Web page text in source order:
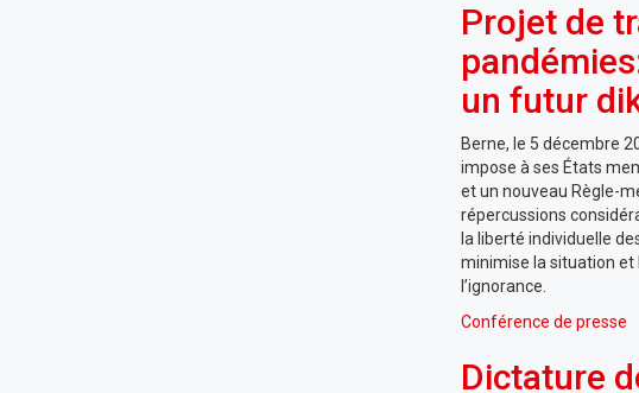
Projet de
un futur
Berne, le 5 décembre
impose à ses États
et un nouveau Règle-
répercussions
la liberté individuelle
minimise la situation et
l’ignorance.
Conférence de presse
Dictature